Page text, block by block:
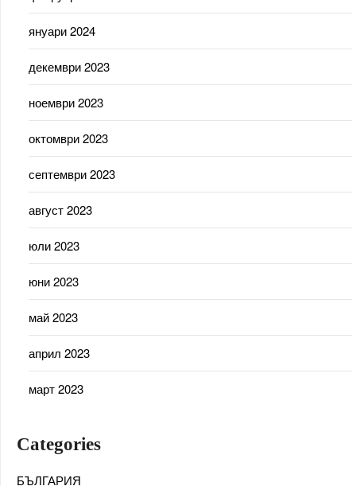
януари 2024
декември 2023
ноември 2023
октомври 2023
септември 2023
август 2023
юли 2023
юни 2023
май 2023
април 2023
март 2023
Categories
БЪЛГАРИЯ